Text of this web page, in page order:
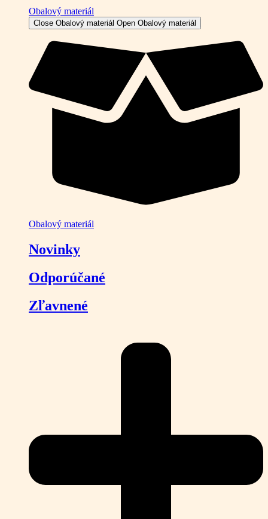
Obalový materiál
Close Obalový materiál Open Obalový materiál
Obalový materiál
Novinky
Odporúčané
Zľavnené